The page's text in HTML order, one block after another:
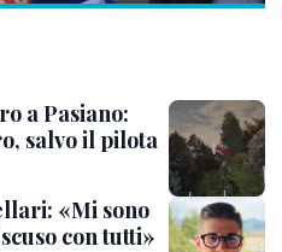
a Pasiano:
salvo il pilota
«Mi sono
con tutti»